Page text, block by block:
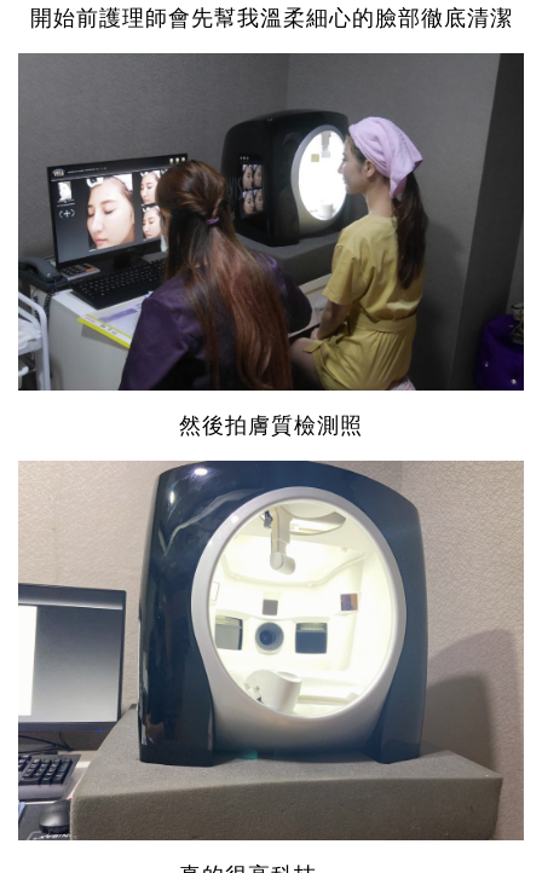
開始前護理師會先幫我溫柔細心的臉部徹底清潔
然後拍膚質檢測照